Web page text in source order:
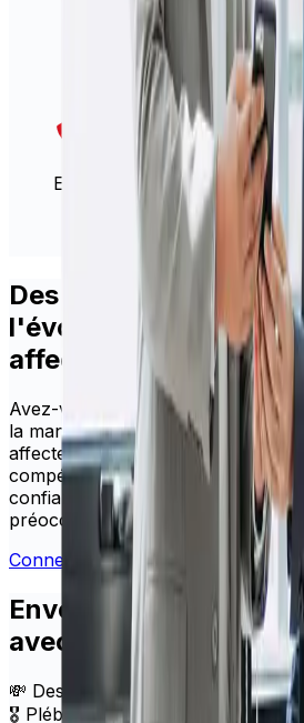
Excellente équipe des
Des questions sur la
l'évolution de HiFX en
affectera ?
Avez-vous des questions ou des
la manière dont l'évolution de HiFX
affectera ? La même équipe
compétente que nos clients
confiance se fera un plaisir de
préoccupation que vous pourriez
Connectez-vous avec vos
Envoyez de l'argent
avec Xe
💸 Des taux de change supérieurs
🎖️ Plébiscité par des millions